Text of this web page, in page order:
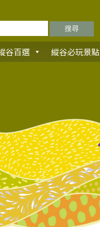
谷百選 縱谷必玩景點